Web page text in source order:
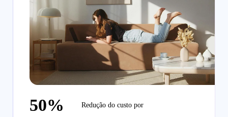
50% Redução do custo por